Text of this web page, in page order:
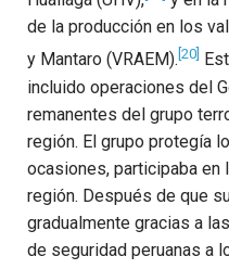
de la producción en los
y Mantaro (VRAEM). [20]
incluido operaciones del
remanentes del grupo
región. El grupo protegía
ocasiones, participaba en
región. Después de que
gradualmente gracias a
de seguridad peruanas a